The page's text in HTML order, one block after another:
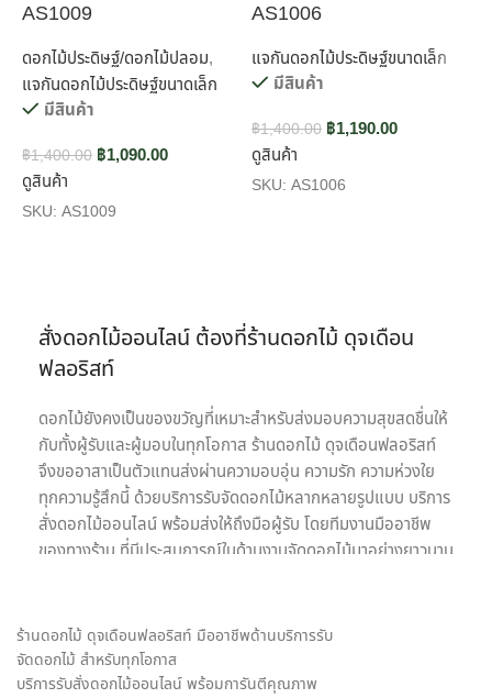
AS1009
ดอกไม้ประดิษฐ์/ดอกไม้ปลอม,
แจกันดอกไม้ประดิษฐ์ขนาดเล็ก
มีสินค้า
฿1,400.00 ฿1,090.00
ดูสินค้า
SKU: AS1009
AS1006
แจกันดอกไม้ประดิษฐ์ขนาดเล็ก
มีสินค้า
฿1,400.00 ฿1,190.00
ดูสินค้า
SKU: AS1006
สั่งดอกไม้ออนไลน์ ต้องที่ร้านดอกไม้ ดุจเดือน
ฟลอริสท์
ดอกไม้ยังคงเป็นของขวัญที่เหมาะสำหรับส่งมอบความสุขสดชื่นให้
กับทั้งผู้รับและผู้มอบในทุกโอกาส ร้านดอกไม้ ดุจเดือนฟลอริสท์
จึงขออาสาเป็นตัวแทนส่งผ่านความอบอุ่น ความรัก ความห่วงใย
ทุกความรู้สึกนี้ ด้วยบริการรับจัดดอกไม้หลากหลายรูปแบบ บริการ
สั่งดอกไม้ออนไลน์ พร้อมส่งให้ถึงมือผู้รับ โดยทีมงานมืออาชีพ
ของทางร้าน ที่มีประสบการณ์ในด้านงานจัดดอกไม้มาอย่างยาวนาน
เรา คือ การเป็นสื่อกลางของทุกความรู้สึก พร้อมสร้างความประทับ
ใจให้กับทั้งผู้รับและผู้มอบดอกไม้ เราจึงมุ่งมั่นใส่ใจทุกรายละเอียด
ในงานจัดดอกไม้ ให้ได้ผลงานออกมาตรงตามความต้องการของ
ร้านดอกไม้ ดุจเดือนฟลอริสท์ มืออาชีพด้านบริการรับ
จัดดอกไม้ สำหรับทุกโอกาส
บริการรับสั่งดอกไม้ออนไลน์ พร้อมการันตีคุณภาพ